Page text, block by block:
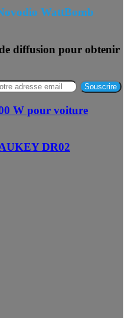
WattBomb
diffusion pour obtenir
W pour voiture
DR02